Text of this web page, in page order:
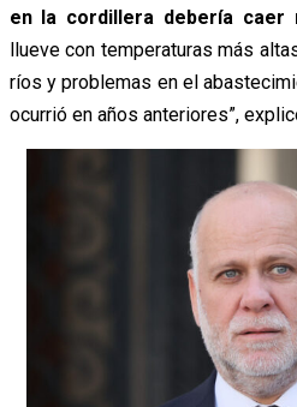
en la cordillera debería caer
llueve con temperaturas más
ríos y problemas en el
ocurrió en años anteriores”,